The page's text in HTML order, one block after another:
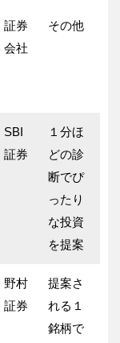
証券
会社
その他
SBI
証券
１分ほ
どの診
断でぴ
ったり
な投資
を提案
野村
証券
提案さ
れる１
銘柄で